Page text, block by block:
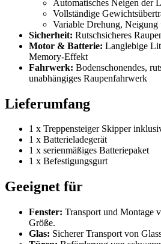
Automatisches Neigen der
Vollständige
Variable Drehung, Neigung
Sicherheit: Rutschsicheres
Motor & Batterie: Langlebige
Memory-Effekt
Fahrwerk: Bodenschonendes,
unabhängiges Raupenfahrwerk
Lieferumfang
1 x Treppensteiger Skipper
1 x Batterieladegerät
1 x serienmäßiges Batteriepaket
1 x Befestigungsgurt
Geeignet für
Fenster: Transport und Montage
Größe.
Glas: Sicherer Transport von